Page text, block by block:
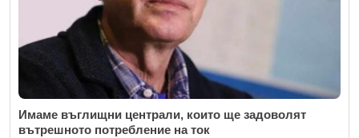
Имаме въглищни централи, които ще задоволят
вътрешното потребление на ток